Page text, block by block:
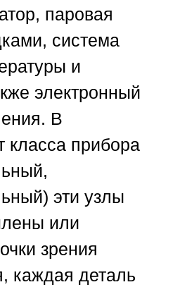
паровая
система
и
электронный
В
класса прибора
эти узлы
или
зрения
каждая деталь